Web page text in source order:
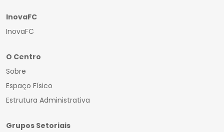
InovaFC
InovaFC
O Centro
Sobre
Espaço Físico
Estrutura Administrativa
Grupos Setoriais